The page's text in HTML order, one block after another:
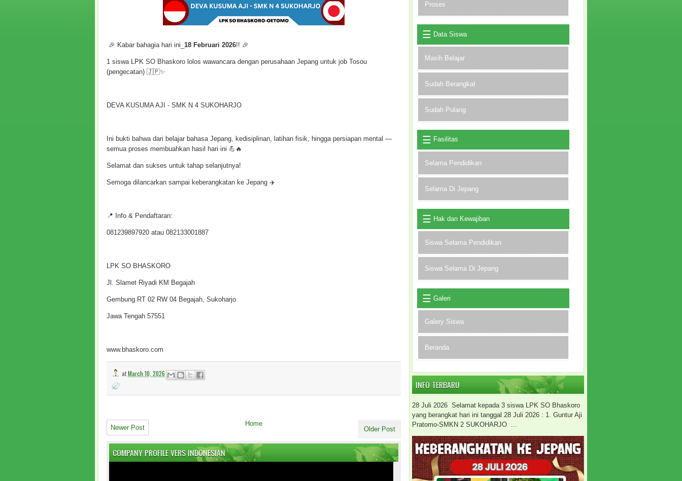
🎉 Kabar bahagia hari ini_ 18 Februari 2026!! 🎉
1 siswa LPK SO Bhaskoro lolos wawancara dengan perusahaan Jepang untuk job Tosou
(pengecatan) 🇯🇵✨
DEVA KUSUMA AJI - SMK N 4 SUKOHARJO
Ini bukti bahwa dari belajar bahasa Jepang, kedisiplinan, latihan fisik, hingga persiapan mental —
semua proses membuahkan hasil hari ini 💪🔥
Selamat dan sukses untuk tahap selanjutnya!
Semoga dilancarkan sampai keberangkatan ke Jepang ✈️
📍 Info & Pendaftaran:
081239897920 atau 082133001887
LPK SO BHASKORO
Jl. Slamet Riyadi KM Begajah
Gembung RT 02 RW 04 Begajah, Sukoharjo
Jawa Tengah 57551
www.bhaskoro.com
atMarch 10, 2026
Newer Post Older Post
Home
COMPANY PROFILE VERS INDONESIAN
Proses
Data Siswa
Masih Belajar
Sudah Berangkat
Sudah Pulang
Fasilitas
Selama Pendidikan
Selama Di Jepang
Hak dan Kewajiban
Siswa Selama Pendidikan
Siswa Selama Di Jepang
Galeri
Galery Siswa
Beranda
INFO TERBARU
28 Juli 2026 Selamat kepada 3 siswa LPK SO Bhaskoro
yang berangkat hari ini tanggal 28 Juli 2026 : 1. Guntur Aji
Pratomo-SMKN 2 SUKOHARJO ...